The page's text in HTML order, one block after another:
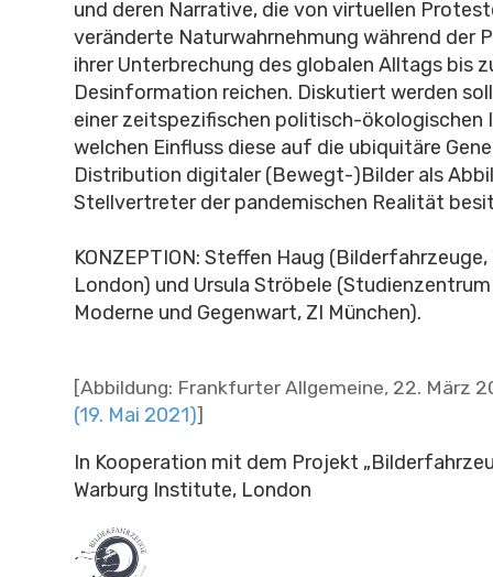
und deren Narrative, die von virtuellen
veränderte Naturwahrnehmung während der
ihrer Unterbrechung des globalen Alltags bis
Desinformation reichen. Diskutiert werden
einer zeitspezifischen politisch-ökologischen
welchen Einfluss diese auf die ubiquitäre
Distribution digitaler (Bewegt-)Bilder als
Stellvertreter der pandemischen Realität
KONZEPTION: Steffen Haug
London) und Ursula Ströbele
Moderne und Gegenwart, ZI München).
[Abbildung: Frankfurter Allgemeine, 22. März
(19. Mai 2021)]
In Kooperation mit dem Projekt
Warburg Institute, London